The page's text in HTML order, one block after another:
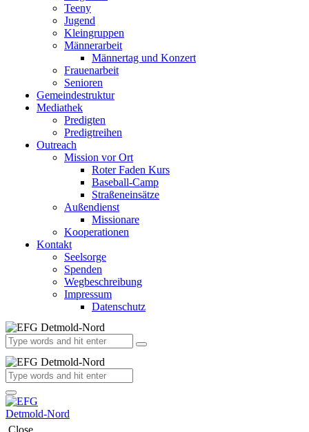
Teeny
Jugend
Kleingruppen
Männerarbeit
Männertag und Konzert
Frauenarbeit
Senioren
Gemeindestruktur
Mediathek
Predigten
Predigtreihen
Outreach
Mission vor Ort
Roter Faden Kurs
Baseball-Camp
Straßeneinsätze
Außendienst
Missionare
Kooperationen
Kontakt
Seelsorge
Spenden
Wegbeschreibung
Impressum
Datenschutz
Close